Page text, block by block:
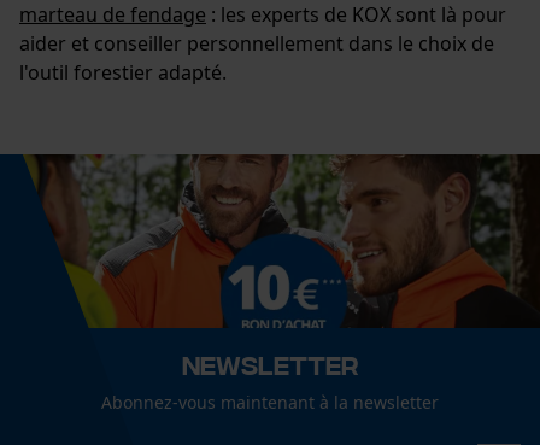
marteau de fendage : les experts de KOX sont là pour
aider et conseiller personnellement dans le choix de
l'outil forestier adapté.
Newsletter
Abonnez-vous maintenant à la newsletter